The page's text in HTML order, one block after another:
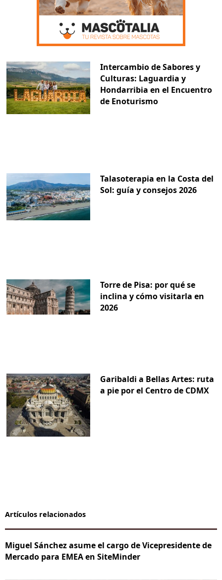
Intercambio de Sabores y
Culturas: Laguardia y
Hondarribia en el Encuentro
de Enoturismo
Talasoterapia en la Costa del
Sol: guía y consejos 2026
Torre de Pisa: por qué se
inclina y cómo visitarla en
2026
Garibaldi a Bellas Artes: ruta
a pie por el Centro de CDMX
Artículos relacionados
Miguel Sánchez asume el cargo de Vicepresidente de
Mercado para EMEA en SiteMinder